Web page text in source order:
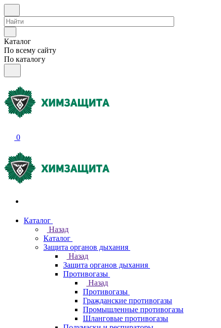
Каталог
По всему сайту
По каталогу
0
Каталог
Назад
Каталог
Защита органов дыхания
Назад
Защита органов дыхания
Противогазы
Назад
Противогазы
Гражданские противогазы
Промышленные противогазы
Шланговые противогазы